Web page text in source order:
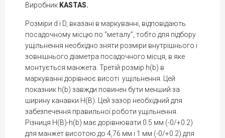
Виробник KASTAS.
Розміри d і D, вказані в маркуванні, відповідають
посадочному місцю по “металу”, тобто для підбору
ущільнення необхідно зняти розміри внутрішнього і
зовнішнього діаметра посадочного місця, в яке
монтується манжета. Третій розмір h(b) в
маркуванні дорівнює висоті ущільнення. Цей
показник h(b) завжди повинен бути менший за
ширину канавки H(В). Цей зазор необхідний для
забезпечення правильної роботи ущільнення.
Різниця H(B)-h(b) має дорівнювати 0.5 мм (-0/+0.2)
для манжет висотою до 4,76 мм і 1 мм (-0/+0.2) для